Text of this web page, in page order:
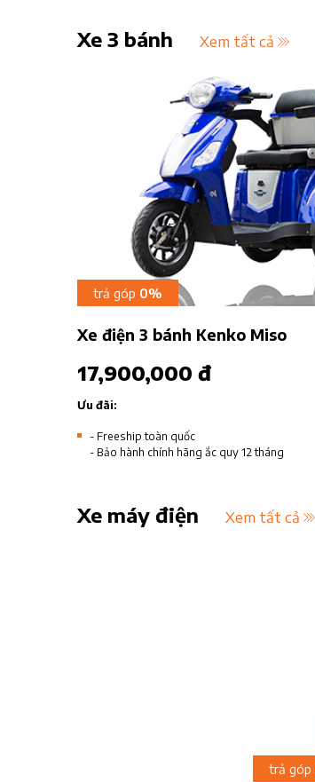
Xe 3 bánh Xem tất cả
trả góp 0%
Xe điện 3 bánh Kenko Miso
17,900,000 đ
Ưu đãi:
- Freeship toàn quốc
- Bảo hành chính hãng ắc quy 12 tháng
Xe máy điện Xem tất cả
trả góp